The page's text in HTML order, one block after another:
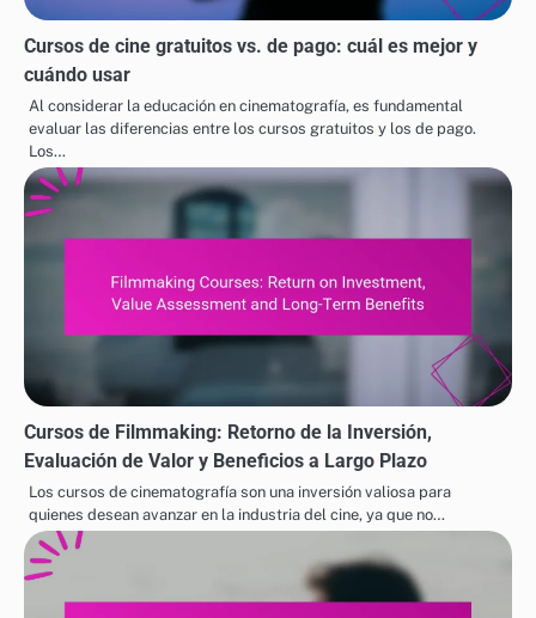
Cursos de cine gratuitos vs. de pago: cuál es mejor y
cuándo usar
Al considerar la educación en cinematografía, es fundamental
evaluar las diferencias entre los cursos gratuitos y los de pago.
Los…
Cursos de Filmmaking: Retorno de la Inversión,
Evaluación de Valor y Beneficios a Largo Plazo
Los cursos de cinematografía son una inversión valiosa para
quienes desean avanzar en la industria del cine, ya que no…